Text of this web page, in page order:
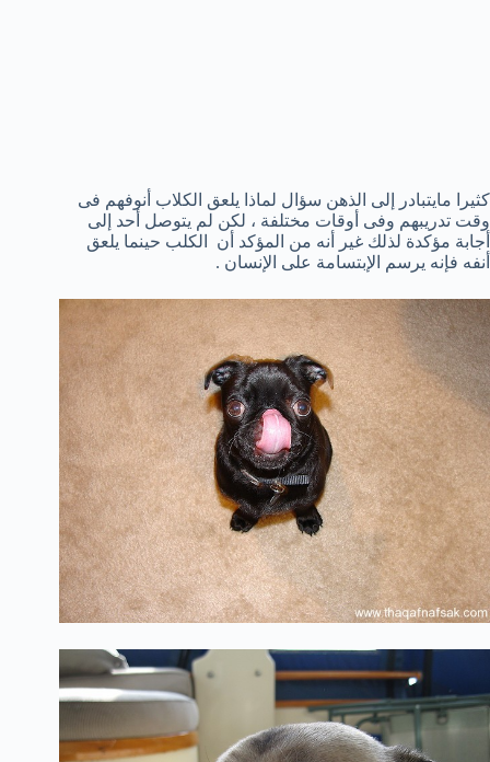
كثيرا مايتبادر إلى الذهن سؤال لماذا يلعق الكلاب أنوفهم فى
وقت تدريبهم وفى أوقات مختلفة ، لكن لم يتوصل أحد إلى
أجابة مؤكدة لذلك غير أنه من المؤكد أن الكلب حينما يلعق
أنفه فإنه يرسم الإبتسامة على الإنسان .